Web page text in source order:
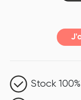
Stock